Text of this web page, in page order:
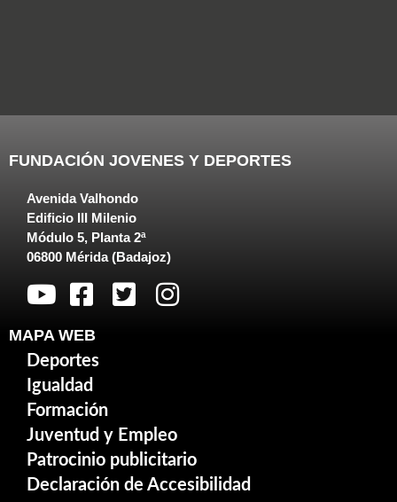
FUNDACIÓN JOVENES Y DEPORTES
Avenida Valhondo
Edificio III Milenio
Módulo 5, Planta 2ª
06800 Mérida (Badajoz)
MAPA WEB
Deportes
Igualdad
Formación
Juventud y Empleo
Patrocinio publicitario
Declaración de Accesibilidad